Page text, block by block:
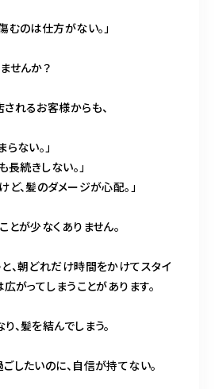
むのは仕方がない。」
せんか？
れるお客様からも、
ない。」
長続きしない。」
ど、髪のダメージが心配。」
とが少なくありません。
、朝どれだけ時間をかけてスタイ
広がってしまうことがあります。
、髪を結んでしまう。
したいのに、自信が持てない。